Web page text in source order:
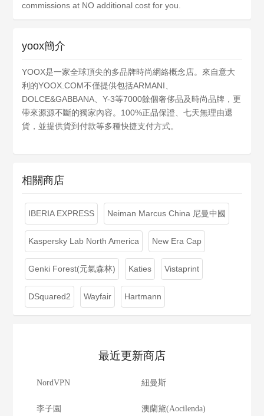
commissions at NO additional cost for you.
yoox簡介
YOOX是一家全球頂尖的多品牌時尚網絡概念店。來自意大
利的YOOX.COM不僅提供包括ARMANI、
DOLCE&GABBANA、Y-3等7000餘個奢侈品及時尚品牌，更
帶來源源不斷的獨家內容。100%正品保證、七天無理由退
貨，並提供貨到付款等多種快捷支付方式。
相關商店
IBERIA EXPRESS Neiman Marcus China 尼曼中國
Kaspersky Lab North America New Era Cap
Genki Forest(元氣森林) Katies Vistaprint
DSquared2 Wayfair Hartmann
最近更新商店
NordVPN 紐曼斯
李子園 澳蘭黛(Aocilenda)